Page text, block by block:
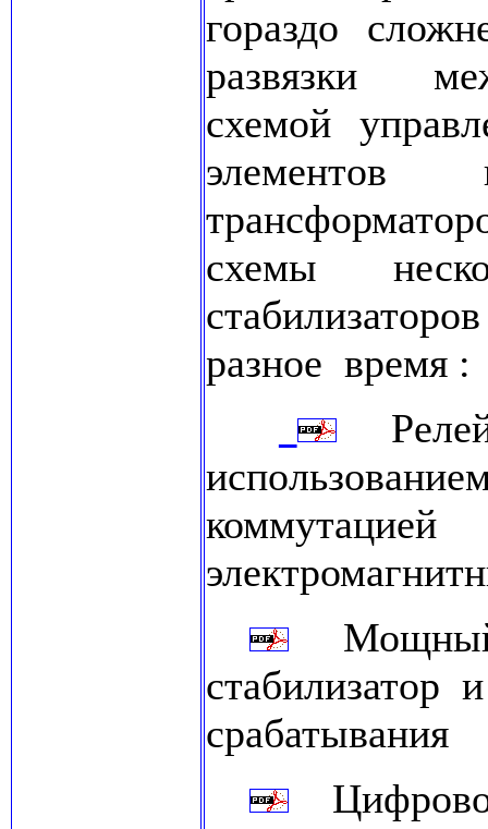
гораздо
развязки
схемой
элементов
схемы
разное время
Мощный
стабилизатор
срабатывания